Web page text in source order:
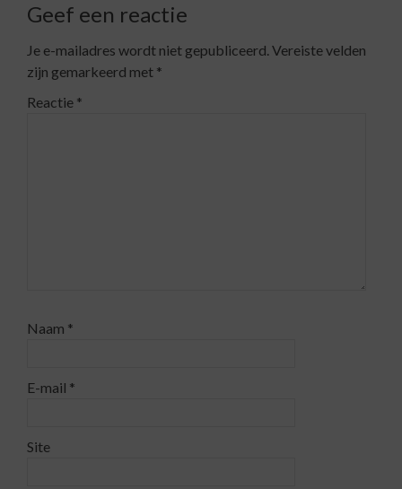
Geef een reactie
Je e-mailadres wordt niet gepubliceerd.Vereiste velden
zijn gemarkeerd met *
Reactie *
Naam *
E-mail *
Site